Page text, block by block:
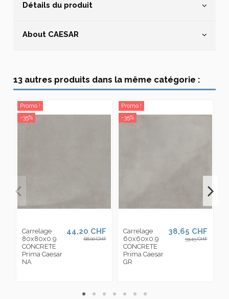
Détails du produit
About CAESAR
13 autres produits dans la même catégorie :
Promo !
-35%
Carrelage
80x80x0.9
CONCRETE
Prima Caesar
NA
44,20 CHF
68,00 CHF
Promo !
-35%
Carrelage
60x60x0.9
CONCRETE
Prima Caesar
GR
38,65 CHF
59,45 CHF